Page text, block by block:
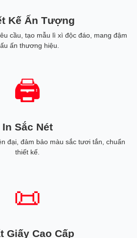
Kế Ấn Tượng
cầu, tạo mẫu lì xì độc đáo, mang đậm
ấn thương hiệu.
🖨️
In Sắc Nét
đại, đảm bảo màu sắc tươi tắn, chuẩn
thiết kế.
📜
Giấy Cao Cấp